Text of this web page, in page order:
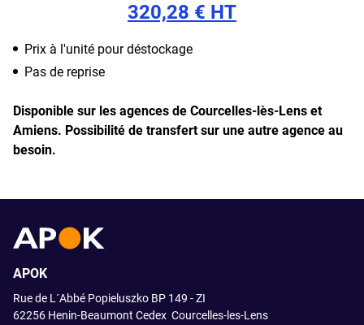
320,28 € HT
Prix à l'unité pour déstockage
Pas de reprise
Disponible sur les agences de Courcelles-lès-Lens et
Amiens. Possibilité de transfert sur une autre agence au
besoin.
APOK
Rue de L´Abbé Popieluszko BP 149 - ZI
62256 Henin-Beaumont Cedex Courcelles-les-Lens